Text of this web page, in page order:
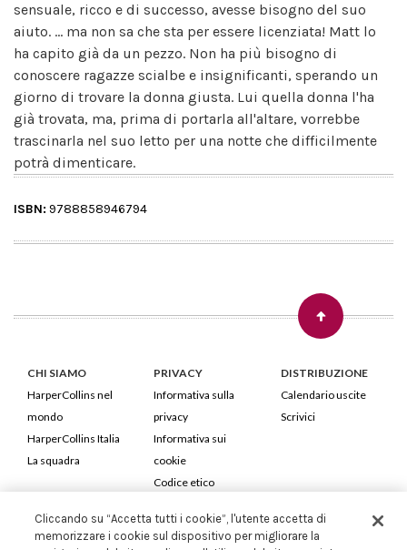
sensuale, ricco e di successo, avesse bisogno del suo
aiuto. ... ma non sa che sta per essere licenziata! Matt lo
ha capito già da un pezzo. Non ha più bisogno di
conoscere ragazze scialbe e insignificanti, sperando un
giorno di trovare la donna giusta. Lui quella donna l'ha
già trovata, ma, prima di portarla all'altare, vorrebbe
trascinarla nel suo letto per una notte che difficilmente
potrà dimenticare.
ISBN: 9788858946794
CHI SIAMO
HarperCollins nel
mondo
HarperCollins Italia
La squadra
PRIVACY
Informativa sulla
privacy
Informativa sui
cookie
Codice etico
DISTRIBUZIONE
Calendario uscite
Scrivici
HarperCollins Italia S.p.A. Viale Monte Nero, 84 - 20135 Milano
Cliccando su “Accetta tutti i cookie”, l'utente accetta di
memorizzare i cookie sul dispositivo per migliorare la